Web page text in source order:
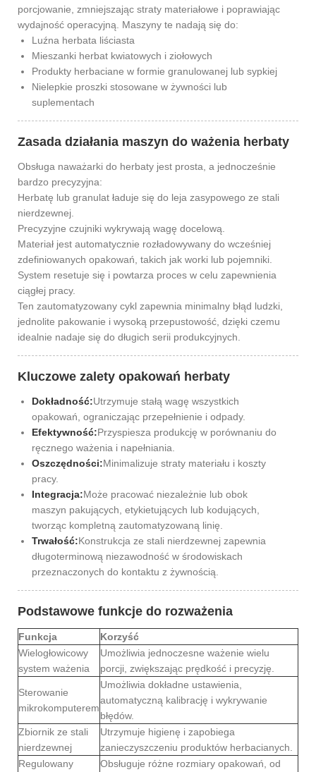
porcjowanie, zmniejszając straty materiałowe i poprawiając
wydajność operacyjną. Maszyny te nadają się do:
Luźna herbata liściasta
Mieszanki herbat kwiatowych i ziołowych
Produkty herbaciane w formie granulowanej lub sypkiej
Nielepkie proszki stosowane w żywności lub
suplementach
Zasada działania maszyn do ważenia herbaty
Obsługa naważarki do herbaty jest prosta, a jednocześnie
bardzo precyzyjna:
Herbatę lub granulat ładuje się do leja zasypowego ze stali
nierdzewnej.
Precyzyjne czujniki wykrywają wagę docelową.
Materiał jest automatycznie rozładowywany do wcześniej
zdefiniowanych opakowań, takich jak worki lub pojemniki.
System resetuje się i powtarza proces w celu zapewnienia
ciągłej pracy.
Ten zautomatyzowany cykl zapewnia minimalny błąd ludzki,
jednolite pakowanie i wysoką przepustowość, dzięki czemu
idealnie nadaje się do długich serii produkcyjnych.
Kluczowe zalety opakowań herbaty
Dokładność:Utrzymuje stałą wagę wszystkich
opakowań, ograniczając przepełnienie i odpady.
Efektywność:Przyspiesza produkcję w porównaniu do
ręcznego ważenia i napełniania.
Oszczędności:Minimalizuje straty materiału i koszty
pracy.
Integracja:Może pracować niezależnie lub obok
maszyn pakujących, etykietujących lub kodujących,
tworząc kompletną zautomatyzowaną linię.
Trwałość:Konstrukcja ze stali nierdzewnej zapewnia
długoterminową niezawodność w środowiskach
przeznaczonych do kontaktu z żywnością.
Podstawowe funkcje do rozważenia
Funkcja
Korzyść
Wielogłowicowy
system ważenia
Umożliwia jednoczesne ważenie wielu
porcji, zwiększając prędkość i precyzję.
Sterowanie
mikrokomputerem
Umożliwia dokładne ustawienia,
automatyczną kalibrację i wykrywanie
błędów.
Zbiornik ze stali
nierdzewnej
Utrzymuje higienę i zapobiega
zanieczyszczeniu produktów herbacianych.
Regulowany
Obsługuje różne rozmiary opakowań, od